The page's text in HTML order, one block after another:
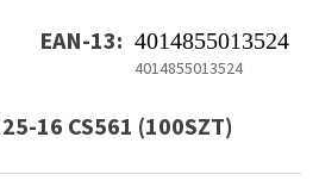
EAN-13: 4014855013524
4014855013524
16 CS561 (100SZT)